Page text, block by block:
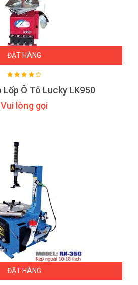
ĐẶT HÀNG
Lốp Ô Tô Lucky LK950
Vui lòng gọi
ĐẶT HÀNG